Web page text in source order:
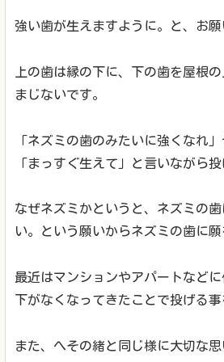
強い歯が生えますように。と、お
上の歯は縁の下に、下の歯を屋根
まじないです。
「ネズミの歯のみたいに強くなれ
「まっすぐ生えて」と言いながら投
なぜネズミかというと、ネズミの
い。という願いからネズミの歯に
最近はマンションやアパートなど
下がなくなってきたことで投げる
また、へその緒と同じ様に大切な